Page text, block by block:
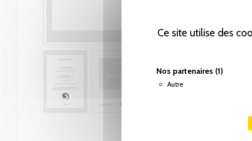
Ce site utilise des
Nos partenaires (1)
Autre